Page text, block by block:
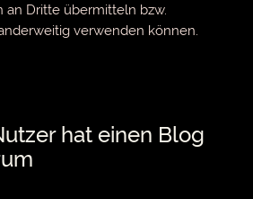
an Dritte übermitteln bzw.
verwenden können.
hat einen Blog